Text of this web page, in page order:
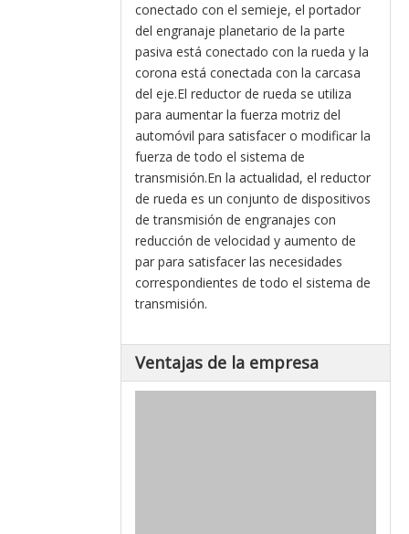
conectado con el semieje, el portador
del engranaje planetario de la parte
pasiva está conectado con la rueda y la
corona está conectada con la carcasa
del eje.El reductor de rueda se utiliza
para aumentar la fuerza motriz del
automóvil para satisfacer o modificar la
fuerza de todo el sistema de
transmisión.En la actualidad, el reductor
de rueda es un conjunto de dispositivos
de transmisión de engranajes con
reducción de velocidad y aumento de
par para satisfacer las necesidades
correspondientes de todo el sistema de
transmisión.
Ventajas de la empresa